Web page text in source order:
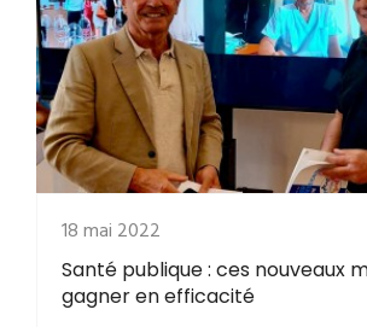
18 mai 2022
Santé publique : ces nouveaux
gagner en efficacité